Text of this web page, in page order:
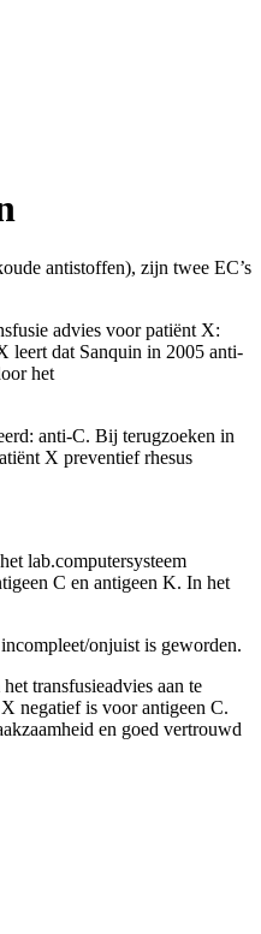
antistoffen), zijn twee EC’s
advies voor patiënt X:
leert dat Sanquin in 2005 anti-
het
anti-C. Bij terugzoeken in
X preventief rhesus
lab.computersysteem
C en antigeen K. In het
onjuist is geworden.
transfusieadvies aan te
negatief is voor antigeen C.
en goed vertrouwd